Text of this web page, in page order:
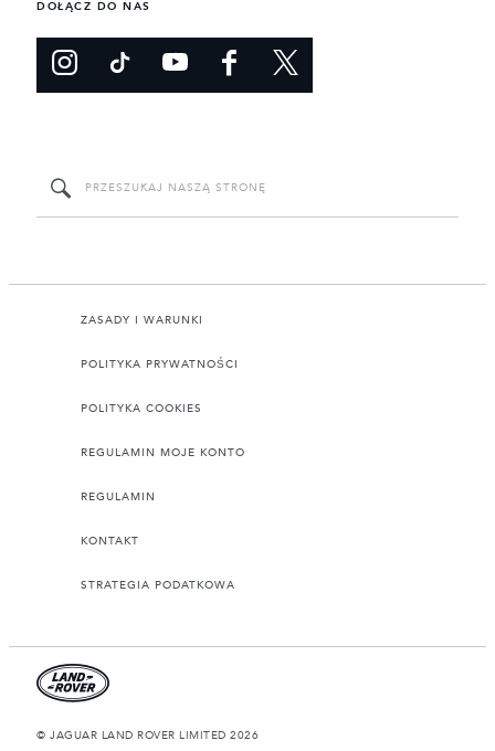
DOŁĄCZ DO NAS
ZASADY I WARUNKI
POLITYKA PRYWATNOŚCI
POLITYKA COOKIES
REGULAMIN MOJE KONTO
REGULAMIN
KONTAKT
STRATEGIA PODATKOWA
© JAGUAR LAND ROVER LIMITED 2026